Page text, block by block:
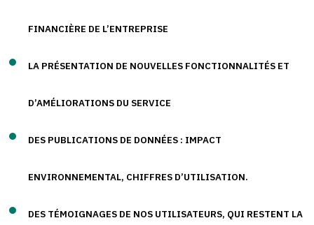
FINANCIÈRE DE L’ENTREPRISE
LA PRÉSENTATION DE NOUVELLES FONCTIONNALITÉS ET
D’AMÉLIORATIONS DU SERVICE
DES PUBLICATIONS DE DONNÉES : IMPACT
ENVIRONNEMENTAL, CHIFFRES D’UTILISATION.
DES TÉMOIGNAGES DE NOS UTILISATEURS, QUI RESTENT LA